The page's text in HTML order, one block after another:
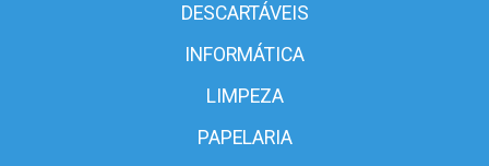
DESCARTÁVEIS
INFORMÁTICA
LIMPEZA
PAPELARIA